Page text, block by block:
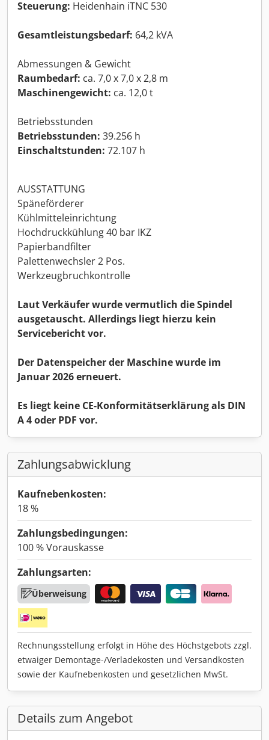
Steuerung: Heidenhain iTNC 530
Gesamtleistungsbedarf: 64,2 kVA
Abmessungen & Gewicht
Raumbedarf: ca. 7,0 x 7,0 x 2,8 m
Maschinengewicht: ca. 12,0 t
Betriebsstunden
Betriebsstunden: 39.256 h
Einschaltstunden: 72.107 h
AUSSTATTUNG
Späneförderer
Kühlmitteleinrichtung
Hochdruckkühlung 40 bar IKZ
Papierbandfilter
Palettenwechsler 2 Pos.
Werkzeugbruchkontrolle
Laut Verkäufer wurde vermutlich die Spindel
ausgetauscht. Allerdings liegt hierzu kein
Servicebericht vor.
Der Datenspeicher der Maschine wurde im
Januar 2026 erneuert.
Es liegt keine CE-Konformitätserklärung als DIN
A 4 oder PDF vor.
Zahlungsabwicklung
Kaufnebenkosten:
18 %
Zahlungsbedingungen:
100 % Vorauskasse
Zahlungsarten:
Überweisung
Rechnungsstellung erfolgt in Höhe des Höchstgebots zzgl.
etwaiger Demontage-/Verladekosten und Versandkosten
sowie der Kaufnebenkosten und gesetzlichen MwSt.
Details zum Angebot